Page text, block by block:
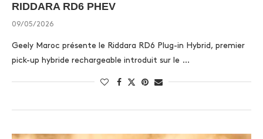
RIDDARA RD6 PHEV
09/05/2026
Geely Maroc présente le Riddara RD6 Plug-in Hybrid, premier
pick-up hybride rechargeable introduit sur le …